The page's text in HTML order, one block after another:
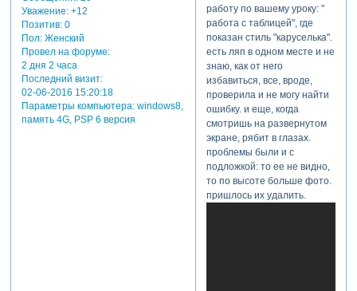
Уважение: +12
Позитив: 0
Пол:Женский
Провел на форуме:
2 дня 2 часа
Последний визит:
02-06-2016 15:20:18
Параметры компьютера:windows8,
память 4G, PSP 6 версия
работу по вашему уроку: "
работа с таблицей", где
показан стиль "каруселька".
есть ляп в одном месте и не
знаю, как от него
избавиться, все, вроде,
проверила и не могу найти
ошибку. и еще, когда
смотришь на развернутом
экране, рябит в глазах.
проблемы были и с
подложкой: то ее не видно,
то по высоте больше фото.
пришлось их удалить.